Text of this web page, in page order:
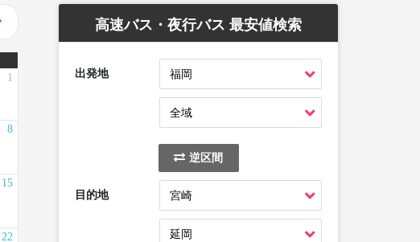
1
8
15
22
高速バス・夜行バス 最安値検索
出発地
逆区間
目的地